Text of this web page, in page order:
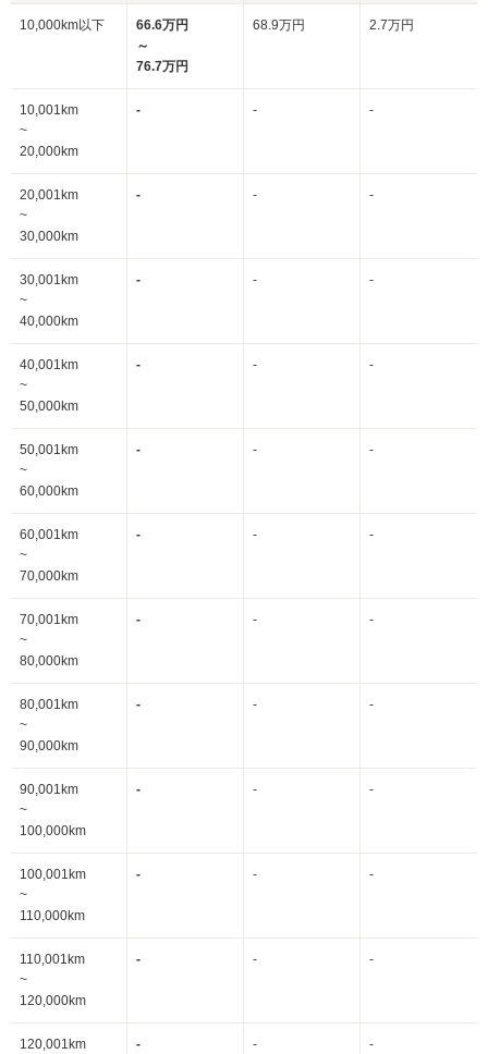
10,000km以下
66.6万円
～
76.7万円
68.9万円 2.7万円
10,001km
~
20,000km
- - -
20,001km
~
30,000km
- - -
30,001km
~
40,000km
- - -
40,001km
~
50,000km
- - -
50,001km
~
60,000km
- - -
60,001km
~
70,000km
- - -
70,001km
~
80,000km
- - -
80,001km
~
90,000km
- - -
90,001km
~
100,000km
- - -
100,001km
~
110,000km
- - -
110,001km
~
120,000km
- - -
120,001km - - -